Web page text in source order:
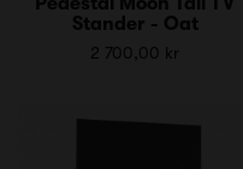
Stander - Oat
2 700,00 kr